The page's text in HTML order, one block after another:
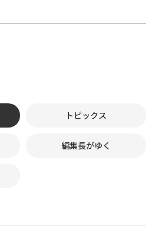
トピックス
編集長がゆく